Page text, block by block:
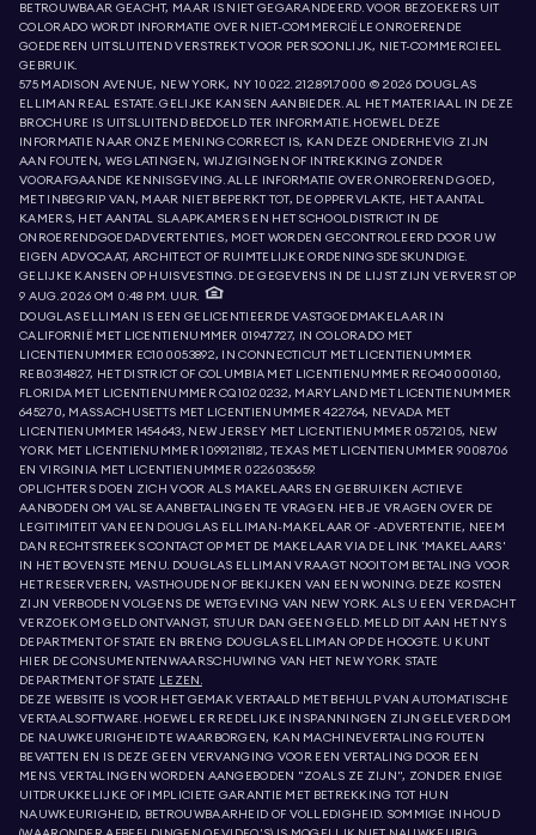
BETROUWBAAR GEACHT, MAAR IS NIET GEGARANDEERD. VOOR BEZOEKERS UIT
COLORADO WORDT INFORMATIE OVER NIET-COMMERCIËLE ONROERENDE
GOEDEREN UITSLUITEND VERSTREKT VOOR PERSOONLIJK, NIET-COMMERCIEEL
GEBRUIK.
575 MADISON AVENUE, NEW YORK, NY 10022.212.891.7000 © 2026 DOUGLAS
ELLIMAN REAL ESTATE. GELIJKE KANSEN AANBIEDER. AL HET MATERIAAL IN DEZE
BROCHURE IS UITSLUITEND BEDOELD TER INFORMATIE. HOEWEL DEZE
INFORMATIE NAAR ONZE MENING CORRECT IS, KAN DEZE ONDERHEVIG ZIJN
AAN FOUTEN, WEGLATINGEN, WIJZIGINGEN OF INTREKKING ZONDER
VOORAFGAANDE KENNISGEVING. ALLE INFORMATIE OVER ONROEREND GOED,
MET INBEGRIP VAN, MAAR NIET BEPERKT TOT, DE OPPERVLAKTE, HET AANTAL
KAMERS, HET AANTAL SLAAPKAMERS EN HET SCHOOLDISTRICT IN DE
ONROERENDGOEDADVERTENTIES, MOET WORDEN GECONTROLEERD DOOR UW
EIGEN ADVOCAAT, ARCHITECT OF RUIMTELIJKE ORDENINGSDESKUNDIGE.
GELIJKE KANSEN OP HUISVESTING. DE GEGEVENS IN DE LIJST ZIJN VERVERST OP
9 AUG. 2026 OM 0:48 P.M. UUR.
DOUGLAS ELLIMAN IS EEN GELICENTIEERDE VASTGOEDMAKELAAR IN
CALIFORNIË MET LICENTIENUMMER 01947727, IN COLORADO MET
LICENTIENUMMER EC100053892, IN CONNECTICUT MET LICENTIENUMMER
REB.0314827, HET DISTRICT OF COLUMBIA MET LICENTIENUMMER REO40000160,
FLORIDA MET LICENTIENUMMER CQ1020232, MARYLAND MET LICENTIENUMMER
645270, MASSACHUSETTS MET LICENTIENUMMER 422764, NEVADA MET
LICENTIENUMMER 1454643, NEW JERSEY MET LICENTIENUMMER 0572105, NEW
YORK MET LICENTIENUMMER 10991211812, TEXAS MET LICENTIENUMMER 9008706
EN VIRGINIA MET LICENTIENUMMER 0226035659.
OPLICHTERS DOEN ZICH VOOR ALS MAKELAARS EN GEBRUIKEN ACTIEVE
AANBODEN OM VALSE AANBETALINGEN TE VRAGEN. HEB JE VRAGEN OVER DE
LEGITIMITEIT VAN EEN DOUGLAS ELLIMAN-MAKELAAR OF -ADVERTENTIE, NEEM
DAN RECHTSTREEKS CONTACT OP MET DE MAKELAAR VIA DE LINK 'MAKELAARS'
IN HET BOVENSTE MENU. DOUGLAS ELLIMAN VRAAGT NOOIT OM BETALING VOOR
HET RESERVEREN, VASTHOUDEN OF BEKIJKEN VAN EEN WONING. DEZE KOSTEN
ZIJN VERBODEN VOLGENS DE WETGEVING VAN NEW YORK. ALS U EEN VERDACHT
VERZOEK OM GELD ONTVANGT, STUUR DAN GEEN GELD. MELD DIT AAN HET NYS
DEPARTMENT OF STATE EN BRENG DOUGLAS ELLIMAN OP DE HOOGTE. U KUNT
HIER DE CONSUMENTENWAARSCHUWING VAN HET NEW YORK STATE
DEPARTMENT OF STATE LEZEN.
DEZE WEBSITE IS VOOR HET GEMAK VERTAALD MET BEHULP VAN AUTOMATISCHE
VERTAALSOFTWARE. HOEWEL ER REDELIJKE INSPANNINGEN ZIJN GELEVERD OM
DE NAUWKEURIGHEID TE WAARBORGEN, KAN MACHINEVERTALING FOUTEN
BEVATTEN EN IS DEZE GEEN VERVANGING VOOR EEN VERTALING DOOR EEN
MENS. VERTALINGEN WORDEN AANGEBODEN "ZOALS ZE ZIJN", ZONDER ENIGE
UITDRUKKELIJKE OF IMPLICIETE GARANTIE MET BETREKKING TOT HUN
NAUWKEURIGHEID, BETROUWBAARHEID OF VOLLEDIGHEID. SOMMIGE INHOUD